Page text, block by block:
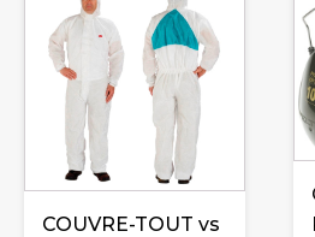
COUVRE-TOUT vs
produit
plusieurs
variations.
options
peuvent
être